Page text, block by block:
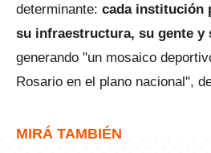
determinante: cada institución
su infraestructura, su gente y
generando "un mosaico
Rosario en el plano nacional",
MIRÁ TAMBIÉN